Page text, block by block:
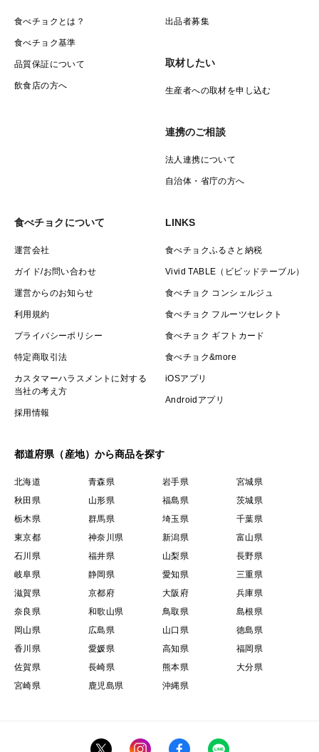
食べチョクとは？
食べチョク基準
品質保証について
飲食店の方へ
出品者募集
取材したい
生産者への取材を申し込む
連携のご相談
法人連携について
自治体・省庁の方へ
食べチョクについて
運営会社
ガイド/お問い合わせ
運営からのお知らせ
利用規約
プライバシーポリシー
特定商取引法
カスタマーハラスメントに対する
当社の考え方
採用情報
LINKS
食べチョクふるさと納税
Vivid TABLE（ビビッドテーブル）
食べチョク コンシェルジュ
食べチョク フルーツセレクト
食べチョク ギフトカード
食べチョク&more
iOSアプリ
Androidアプリ
都道府県（産地）から商品を探す
北海道 青森県 岩手県
宮城県
秋田県
山形県 福島県
茨城県
栃木県
群馬県 埼玉県
千葉県
東京都
神奈川県 新潟県
富山県
石川県
福井県 山梨県
長野県
岐阜県
静岡県 愛知県
三重県
滋賀県
京都府 大阪府
兵庫県
奈良県
和歌山県 鳥取県
島根県
岡山県
広島県 山口県
徳島県
香川県
愛媛県 高知県
福岡県
佐賀県
長崎県 熊本県
大分県
宮崎県
鹿児島県 沖縄県